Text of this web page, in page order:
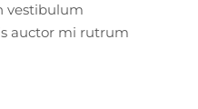
vestibulum
auctor mi rutrum